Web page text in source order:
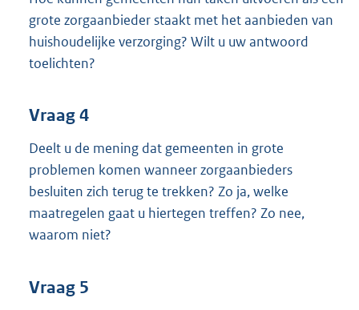
grote zorgaanbieder staakt met het aanbieden van
huishoudelijke verzorging? Wilt u uw antwoord
toelichten?
Vraag 4
Deelt u de mening dat gemeenten in grote
problemen komen wanneer zorgaanbieders
besluiten zich terug te trekken? Zo ja, welke
maatregelen gaat u hiertegen treffen? Zo nee,
waarom niet?
Vraag 5